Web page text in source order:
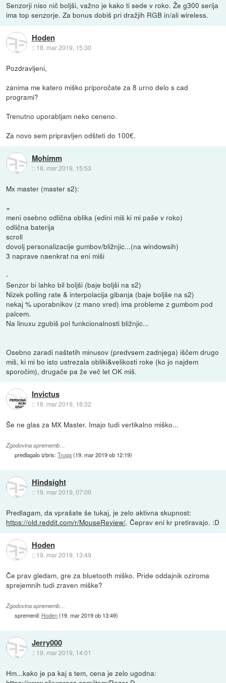
Senzorji niso nič boljši, važno je kako ti sede v roko. Že g300 serija
ima top senzorje. Za bonus dobiš pri dražjih RGB in/ali wireless.
Hoden
:: 18. mar 2019, 15:30
Pozdravljeni,
zanima me katero miško priporočate za 8 urno delo s cad
programi?
Trenutno uporabljam neko ceneno.
Za novo sem pripravljen odšteti do 100€.
Mohimm
:: 18. mar 2019, 15:53
Mx master (master s2):
+
meni osebno odlična oblika (edini miš ki mi paše v roko)
odlična baterija
scroll
dovolj personalizacije gumbov/bližnjic...(na windowsih)
3 naprave naenkrat na eni miši
-
Senzor bi lahko bil boljši (baje boljši na s2)
Nizek polling rate & interpolacija gibanja (baje boljše na s2)
nekaj % uporabnikov (z mano vred) ima probleme z gumbom pod
palcem.
Na linuxu zgubiš pol funkcionalnosti bližnjic...
Osebno zaradi naštetih minusov (predvsem zadnjega) iščem drugo
miš, ki mi bo isto ustrezala obliki&velikosti roke (ko jo najdem
sporočim), drugače pa že več let OK miš.
Invictus
:: 18. mar 2019, 16:32
Še ne glas za MX Master. Imajo tudi vertikalno miško...
Zgodovina sprememb…
predlagalo izbris:Truga(19. mar 2019 ob 12:19)
Hindsight
:: 19. mar 2019, 07:09
Predlagam, da vprašate še tukaj, je zelo aktivna skupnost:
https://old.reddit.com/r/MouseReview/. Čeprav eni kr pretiravajo. :D
Hoden
:: 19. mar 2019, 13:49
Če prav gledam, gre za bluetooth miško. Pride oddajnik oziroma
sprejemnih tudi zraven miške?
Zgodovina sprememb…
spremenil: Hoden(19. mar 2019 ob 13:49)
Jerry000
:: 19. mar 2019, 14:01
Hm...kako je pa kaj s tem, cena je zelo ugodna: